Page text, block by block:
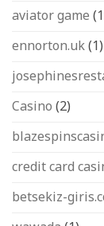
aviator game
ennorton.uk(1)
Casino (2)
credit card
betsekiz-